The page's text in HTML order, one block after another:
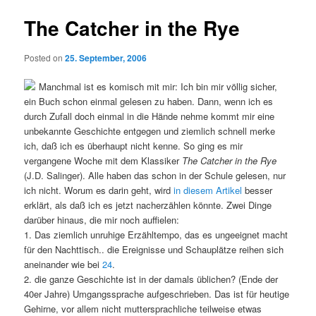
The Catcher in the Rye
Posted on25. September, 2006
Manchmal ist es komisch mit mir: Ich bin mir völlig sicher,
ein Buch schon einmal gelesen zu haben. Dann, wenn ich es
durch Zufall doch einmal in die Hände nehme kommt mir eine
unbekannte Geschichte entgegen und ziemlich schnell merke
ich, daß ich es überhaupt nicht kenne. So ging es mir
vergangene Woche mit dem Klassiker The Catcher in the Rye
(J.D. Salinger). Alle haben das schon in der Schule gelesen, nur
ich nicht. Worum es darin geht, wirdin diesem Artikel besser
erklärt, als daß ich es jetzt nacherzählen könnte. Zwei Dinge
darüber hinaus, die mir noch auffielen:
1. Das ziemlich unruhige Erzähltempo, das es ungeeignet macht
für den Nachttisch.. die Ereignisse und Schauplätze reihen sich
aneinander wie bei24.
2. die ganze Geschichte ist in der damals üblichen? (Ende der
40er Jahre) Umgangssprache aufgeschrieben. Das ist für heutige
Gehirne, vor allem nicht muttersprachliche teilweise etwas